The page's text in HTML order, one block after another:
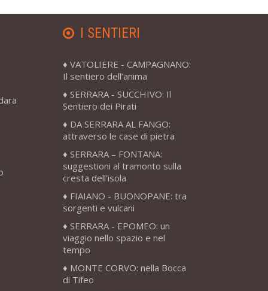
I SENTIERI
VATOLIERE - CAMPAGNANO:
Il sentiero dell’anima
SERRARA - SUCCHIVO: Il
Sentiero dei Pirati
DA SERRARA AL FANGO:
attraverso le case di pietra
SERRARA – FONTANA:
suggestioni al tramonto sulla
cresta dell’isola
FIAIANO - BUONOPANE: tra
sorgenti e vulcani
SERRARA - EPOMEO: un
viaggio nello spazio e nel
tempo
MONTE CORVO: nella Bocca
di Tifeo